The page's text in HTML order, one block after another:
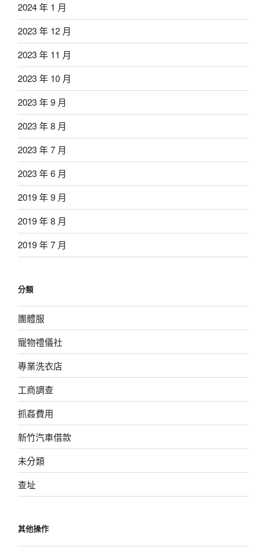
2024 年 1 月
2023 年 12 月
2023 年 11 月
2023 年 10 月
2023 年 9 月
2023 年 8 月
2023 年 7 月
2023 年 6 月
2019 年 9 月
2019 年 8 月
2019 年 7 月
分類
團體服
寵物禮儀社
專業洗衣店
工商調查
抓姦費用
新竹汽車借款
未分類
查址
其他操作